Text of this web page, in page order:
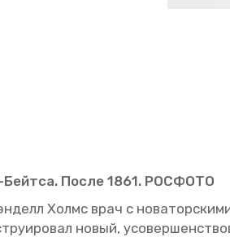
После 1861. РОС­ФО­ТО
Холмс врач с
новый,